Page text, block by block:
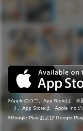
Appleのロゴ、App Storeは、米
す。App Storeは、Apple Inc.の
Google Play および Google